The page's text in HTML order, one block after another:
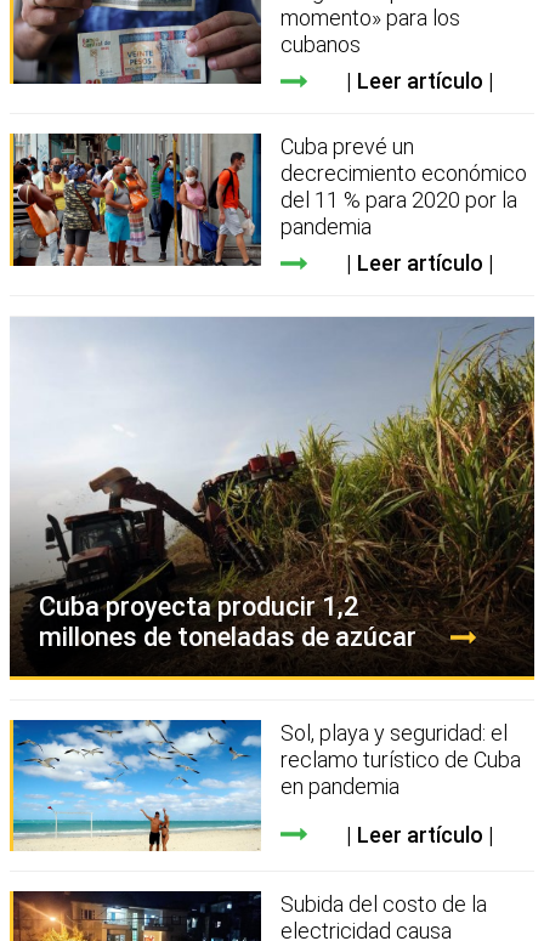
momento» para los
cubanos
Leer artículo
Cuba prevé un
decrecimiento económico
del 11 % para 2020 por la
pandemia
Leer artículo
Cuba proyecta producir 1,2
millones de toneladas de azúcar
Sol, playa y seguridad: el
reclamo turístico de Cuba
en pandemia
Leer artículo
Subida del costo de la
electricidad causa